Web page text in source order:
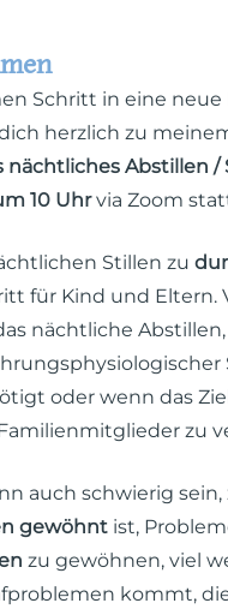
Schritt in eine neue
herzlich zu
nächtliches Abstillen /
10 Uhrvia Zoom
Stillen zu
für Kind und Eltern.
nächtliche
oder wenn das
zu
auch schwierig
gewöhnt ist,
zu gewöhnen, viel
kommt,